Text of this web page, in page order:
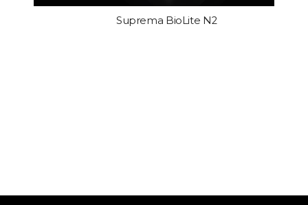
Suprema BioLite N2